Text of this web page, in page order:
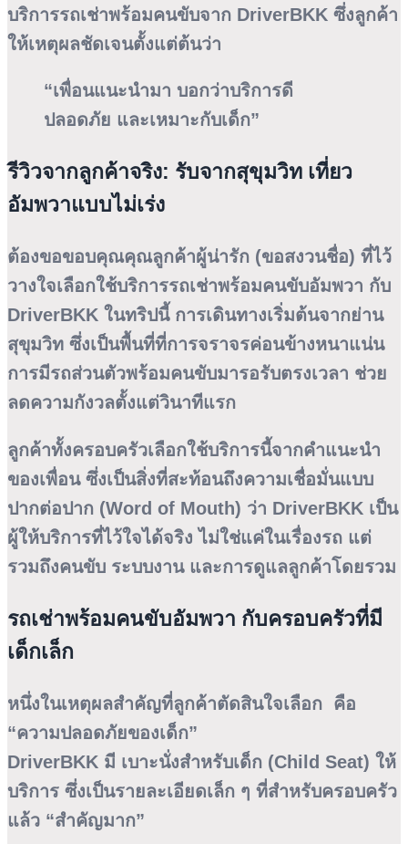
บริการรถเช่าพร้อมคนขับจาก DriverBKK ซึ่งลูกค้า
ให้เหตุผลชัดเจนตั้งแต่ต้นว่า
“เพื่อนแนะนำมา บอกว่าบริการดี
ปลอดภัย และเหมาะกับเด็ก”
รีวิวจากลูกค้าจริง: รับจากสุขุมวิท เที่ยว
อัมพวาแบบไม่เร่ง
ต้องขอขอบคุณคุณลูกค้าผู้น่ารัก (ขอสงวนชื่อ) ที่ไว้
วางใจเลือกใช้บริการรถเช่าพร้อมคนขับอัมพวา กับ
DriverBKK ในทริปนี้ การเดินทางเริ่มต้นจากย่าน
สุขุมวิท ซึ่งเป็นพื้นที่ที่การจราจรค่อนข้างหนาแน่น
การมีรถส่วนตัวพร้อมคนขับมารอรับตรงเวลา ช่วย
ลดความกังวลตั้งแต่วินาทีแรก
ลูกค้าทั้งครอบครัวเลือกใช้บริการนี้จากคำแนะนำ
ของเพื่อน ซึ่งเป็นสิ่งที่สะท้อนถึงความเชื่อมั่นแบบ
ปากต่อปาก (Word of Mouth) ว่า DriverBKK เป็น
ผู้ให้บริการที่ไว้ใจได้จริง ไม่ใช่แค่ในเรื่องรถ แต่
รวมถึงคนขับ ระบบงาน และการดูแลลูกค้าโดยรวม
รถเช่าพร้อมคนขับอัมพวา กับครอบครัวที่มี
เด็กเล็ก
หนึ่งในเหตุผลสำคัญที่ลูกค้าตัดสินใจเลือก คือ
“ความปลอดภัยของเด็ก”
DriverBKK มี เบาะนั่งสำหรับเด็ก (Child Seat) ให้
บริการ ซึ่งเป็นรายละเอียดเล็ก ๆ ที่สำหรับครอบครัว
แล้ว “สำคัญมาก”